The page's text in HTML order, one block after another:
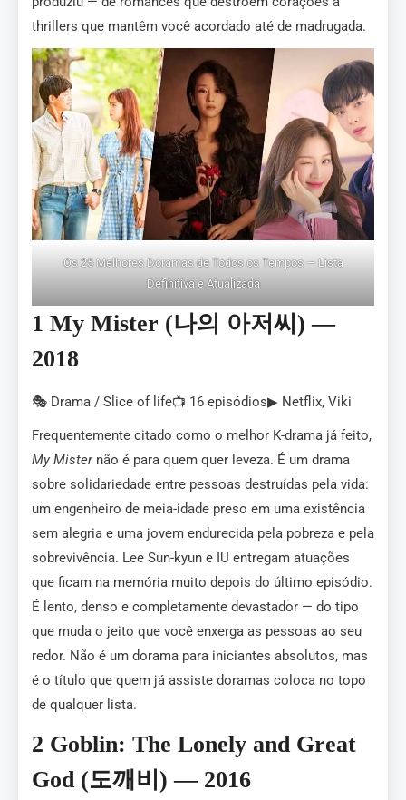
thrillers que mantêm você acordado até de madrugada.
Os 25 Melhores Doramas de Todos os Tempos — Lista
Definitiva e Atualizada
1 My Mister (나의 아저씨) —
2018
🎭 Drama / Slice of life📺 16 episódios▶ Netflix, Viki
Frequentemente citado como o melhor K-drama já feito,
My Misternão é para quem quer leveza. É um drama
sobre solidariedade entre pessoas destruídas pela vida:
um engenheiro de meia-idade preso em uma existência
sem alegria e uma jovem endurecida pela pobreza e pela
sobrevivência. Lee Sun-kyun e IU entregam atuações
que ficam na memória muito depois do último episódio.
É lento, denso e completamente devastador — do tipo
que muda o jeito que você enxerga as pessoas ao seu
redor. Não é um dorama para iniciantes absolutos, mas
é o título que quem já assiste doramas coloca no topo
de qualquer lista.
2 Goblin: The Lonely and Great
God (도깨비) — 2016